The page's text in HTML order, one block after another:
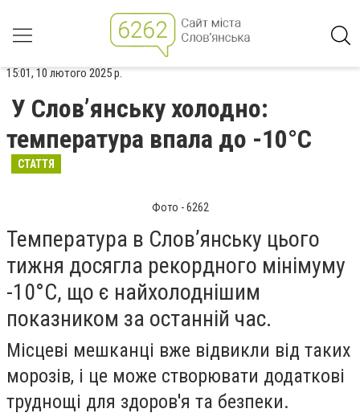
15:01, 10 лютого 2025 р.
У Слов’янську холодно:
температура впала до -10°С
СТАТТЯ
Фото - 6262
Температура в Слов’янську цього
тижня досягла рекордного мінімуму
-10°C, що є найхолоднішим
показником за останній час.
Місцеві мешканці вже відвикли від таких
морозів, і це може створювати додаткові
труднощі для здоров'я та безпеки.